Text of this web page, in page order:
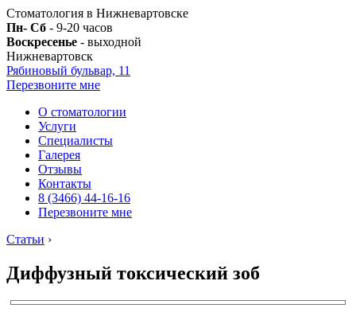
Стоматология в Нижневартовске
Пн- Сб - 9-20 часов
Воскресенье - выходной
Нижневартовск
Рябиновый бульвар, 11
Перезвоните мне
О стоматологии
Услуги
Специалисты
Галерея
Отзывы
Контакты
8 (3466) 44-16-16
Перезвоните мне
Статьи ›
Диффузный токсический зоб